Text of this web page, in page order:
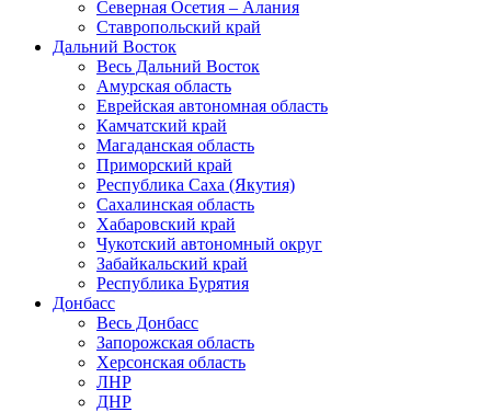
Северная Осетия – Алания
Ставропольский край
Дальний Восток
Весь Дальний Восток
Амурская область
Еврейская автономная область
Камчатский край
Магаданская область
Приморский край
Республика Саха (Якутия)
Сахалинская область
Хабаровский край
Чукотский автономный округ
Забайкальский край
Республика Бурятия
Донбасс
Весь Донбасс
Запорожская область
Херсонская область
ЛНР
ДНР